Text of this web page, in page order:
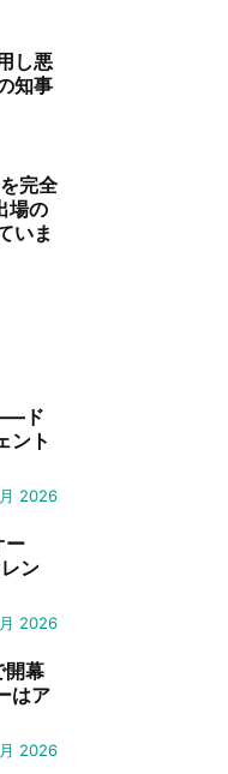
し悪
知事
完全
場の
いま
ド
ント
2026
ー
ン
2026
開幕
はア
2026